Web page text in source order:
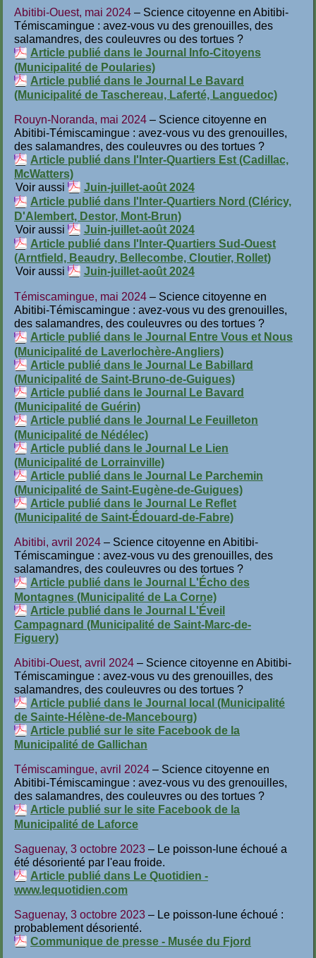
Abitibi-Ouest, mai 2024 – Science citoyenne en Abitibi-
Témiscamingue : avez-vous vu des grenouilles, des
salamandres, des couleuvres ou des tortues ?
Article publié dans le Journal Info-Citoyens
(Municipalité de Poularies)
Article publié dans le Journal Le Bavard
(Municipalité de Taschereau, Laferté, Languedoc)
Rouyn-Noranda, mai 2024 – Science citoyenne en
Abitibi-Témiscamingue : avez-vous vu des grenouilles,
des salamandres, des couleuvres ou des tortues ?
Article publié dans l'Inter-Quartiers Est (Cadillac,
McWatters)
Voir aussi
Juin-juillet-août 2024
Article publié dans l'Inter-Quartiers Nord (Cléricy,
D'Alembert, Destor, Mont-Brun)
Voir aussi
Juin-juillet-août 2024
Article publié dans l'Inter-Quartiers Sud-Ouest
(Arntfield, Beaudry, Bellecombe, Cloutier, Rollet)
Voir aussi
Juin-juillet-août 2024
Témiscamingue, mai 2024 – Science citoyenne en
Abitibi-Témiscamingue : avez-vous vu des grenouilles,
des salamandres, des couleuvres ou des tortues ?
Article publié dans le Journal Entre Vous et Nous
(Municipalité de Laverlochère-Angliers)
Article publié dans le Journal Le Babillard
(Municipalité de Saint-Bruno-de-Guigues)
Article publié dans le Journal Le Bavard
(Municipalité de Guérin)
Article publié dans le Journal Le Feuilleton
(Municipalité de Nédélec)
Article publié dans le Journal Le Lien
(Municipalité de Lorrainville)
Article publié dans le Journal Le Parchemin
(Municipalité de Saint-Eugène-de-Guigues)
Article publié dans le Journal Le Reflet
(Municipalité de Saint-Édouard-de-Fabre)
Abitibi, avril 2024 – Science citoyenne en Abitibi-
Témiscamingue : avez-vous vu des grenouilles, des
salamandres, des couleuvres ou des tortues ?
Article publié dans le Journal L'Écho des
Montagnes (Municipalité de La Corne)
Article publié dans le Journal L'Éveil
Campagnard (Municipalité de Saint-Marc-de-
Figuery)
Abitibi-Ouest, avril 2024 – Science citoyenne en Abitibi-
Témiscamingue : avez-vous vu des grenouilles, des
salamandres, des couleuvres ou des tortues ?
Article publié dans le Journal local (Municipalité
de Sainte-Hélène-de-Mancebourg)
Article publié sur le site Facebook de la
Municipalité de Gallichan
Témiscamingue, avril 2024 – Science citoyenne en
Abitibi-Témiscamingue : avez-vous vu des grenouilles,
des salamandres, des couleuvres ou des tortues ?
Article publié sur le site Facebook de la
Municipalité de Laforce
Saguenay, 3 octobre 2023 – Le poisson-lune échoué a
été désorienté par l'eau froide.
Article publié dans Le Quotidien -
www.lequotidien.com
Saguenay, 3 octobre 2023 – Le poisson-lune échoué :
probablement désorienté.
Communique de presse - Musée du Fjord